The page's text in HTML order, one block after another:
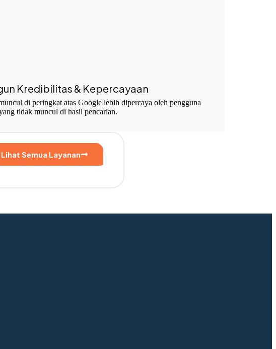
Kredibilitas & Kepercayaan
di peringkat atas Google lebih dipercaya oleh pengguna
tidak muncul di hasil pencarian.
Lihat Semua Layanan